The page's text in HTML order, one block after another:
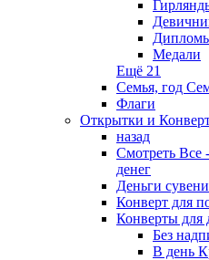
Медали
Ещё 21
Семья, год
Флаги
Открытки и
назад
Смотреть Все
денег
Деньги
Конверт для
Конверты для
Без
В день